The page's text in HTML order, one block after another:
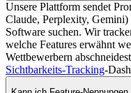
Unsere Plattform sendet
Claude, Perplexity,
Software suchen. Wir
welche Features erwähnt
Wettbewerbern
Sichtbarkeits-Tracking-